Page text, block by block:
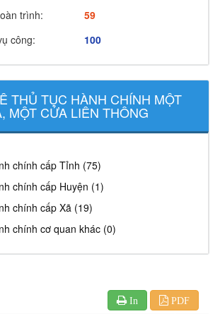
trình:
59
công:
100
THỦ TỤC HÀNH CHÍNH MỘT
MỘT CỬA LIÊN THÔNG
chính cấp Tỉnh (75)
chính cấp Huyện (1)
chính cấp Xã (19)
chính cơ quan khác (0)
In PDF